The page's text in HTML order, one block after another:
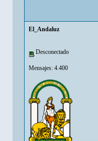
El_Andaluz
Desconectado
Mensajes: 4.400